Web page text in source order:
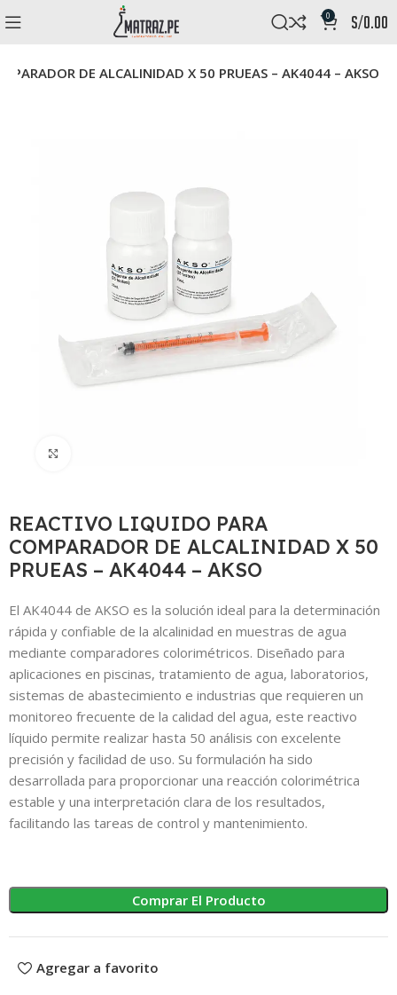
0 s/0.00
DE ALCALINIDAD X 50 PRUEAS – AK4044 – AKSO
REACTIVO LIQUIDO PARA
COMPARADOR DE ALCALINIDAD X 50
PRUEAS – AK4044 – AKSO
El AK4044 de AKSO es la solución ideal para la determinación
rápida y confiable de la alcalinidad en muestras de agua
mediante comparadores colorimétricos. Diseñado para
aplicaciones en piscinas, tratamiento de agua, laboratorios,
sistemas de abastecimiento e industrias que requieren un
monitoreo frecuente de la calidad del agua, este reactivo
líquido permite realizar hasta 50 análisis con excelente
precisión y facilidad de uso. Su formulación ha sido
desarrollada para proporcionar una reacción colorimétrica
estable y una interpretación clara de los resultados,
facilitando las tareas de control y mantenimiento.
Comprar El Producto
Agregar a favorito